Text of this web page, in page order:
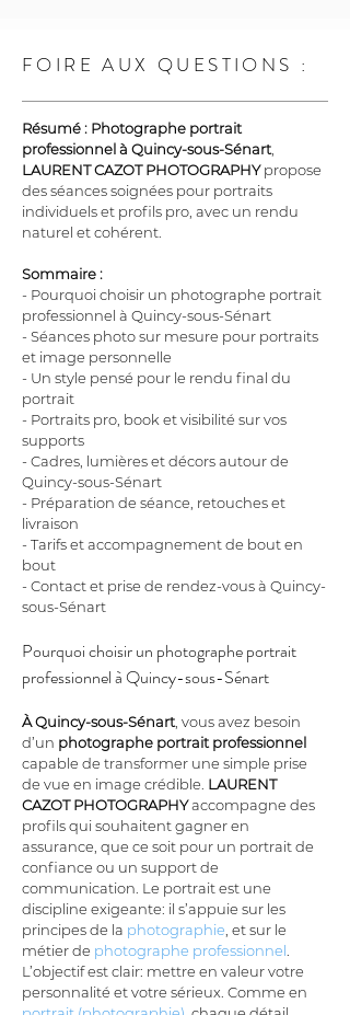
FOIRE AUX QUESTIONS :
Résumé : Photographe portrait
professionnel à Quincy-sous-Sénart
LAURENT CAZOT PHOTOGRAPHY propose
des séances soignées pour portraits
individuels et profils pro, avec un rendu
naturel et cohérent.
Sommaire :
- Pourquoi choisir un photographe portrait
professionnel à Quincy-sous-Sénart
- Séances photo sur mesure pour portraits
et image personnelle
- Un style pensé pour le rendu final du
portrait
- Portraits pro, book et visibilité sur vos
supports
- Cadres, lumières et décors autour de
Quincy-sous-Sénart
- Préparation de séance, retouches et
livraison
- Tarifs et accompagnement de bout en
bout
- Contact et prise de rendez-vous à Quincy-
sous-Sénart
Pourquoi choisir un photographe portrait
professionnel à Quincy-sous-Sénart
À Quincy-sous-Sénart , vous avez besoin
d’un photographe portrait professionnel
capable de transformer une simple prise
de vue en image crédible. LAURENT
CAZOT PHOTOGRAPHY accompagne des
profils qui souhaitent gagner en
assurance, que ce soit pour un portrait de
confiance ou un support de
communication. Le portrait est une
discipline exigeante: il s’appuie sur les
principes de la photographie , et sur le
métier de photographe professionnel
L’objectif est clair: mettre en valeur votre
personnalité et votre sérieux. Comme en